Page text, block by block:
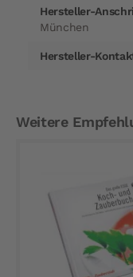
München
Weitere